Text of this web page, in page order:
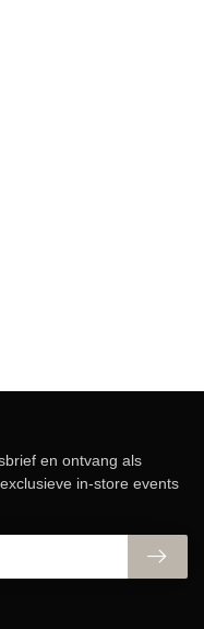
en ontvang als
in-store events